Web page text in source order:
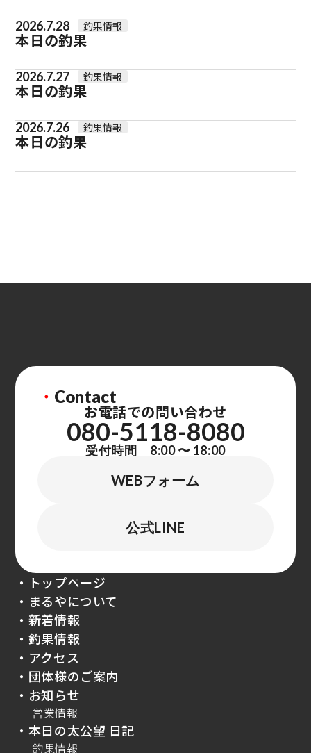
2026.7.28 釣果情報
本日の釣果
2026.7.27 釣果情報
本日の釣果
2026.7.26 釣果情報
本日の釣果
・ Contact
お電話での問い合わせ
080-5118-8080
受付時間 8:00 〜 18:00
WEBフォーム
公式LINE
・トップページ
・まるやについて
・新着情報
・釣果情報
・アクセス
・団体様のご案内
・お知らせ
営業情報
・本日の太公望 日記
釣果情報